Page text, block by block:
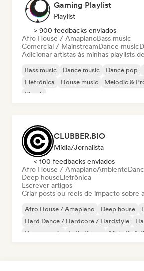
Gaming Playlist
Playlist
> 900 feedbacks enviados
Afro House / AmapianoBass music
Comercial / MainstreamDance music
Adicionar artistas às minhas playlists
Bass music Dance music Dance pop
Eletrônica
House music
Melodic &
Phonk
CLUBBER.BIO
Mídia/Jornalista
< 100 feedbacks enviados
Afro House / AmapianoAmbiente
Deep houseEletrônica
Escrever artigos
Criar posts ou reels de impacto sobre
Afro House / Amapiano Deep house
Hard Dance / Hardcore / Hardstyle
House music
Indie Dance Melodic &